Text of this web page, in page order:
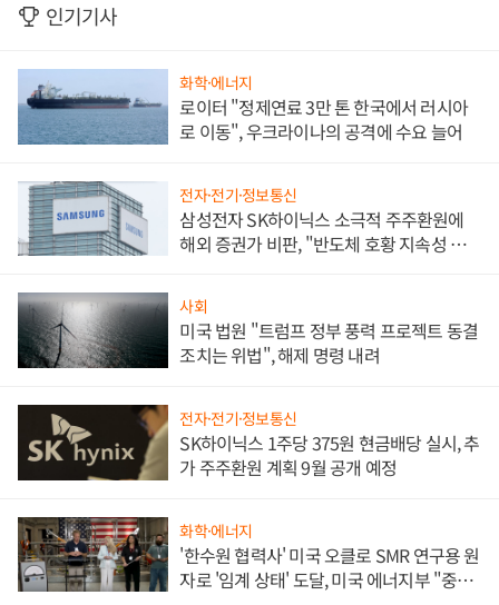
인기기사
화학·에너지
로이터 "정제연료 3만 톤 한국에서 러시아
로 이동", 우크라이나의 공격에 수요 늘어
전자·전기·정보통신
삼성전자 SK하이닉스 소극적 주주환원에
해외 증권가 비판, "반도체 호황 지속성 의
사회
미국 법원 "트럼프 정부 풍력 프로젝트 동결
조치는 위법", 해제 명령 내려
전자·전기·정보통신
SK하이닉스 1주당 375원 현금배당 실시, 추
가 주주환원 계획 9월 공개 예정
화학·에너지
'한수원 협력사' 미국 오클로 SMR 연구용 원
자로 '임계 상태' 도달, 미국 에너지부 "중요